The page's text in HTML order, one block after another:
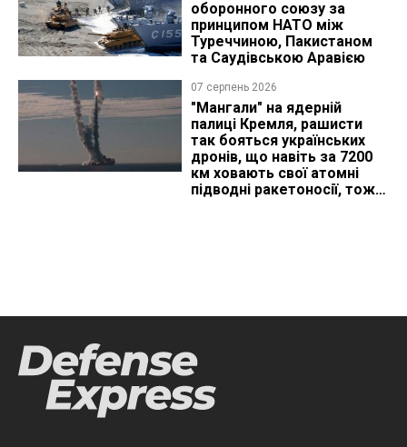
оборонного союзу за
принципом НАТО між
Туреччиною, Пакистаном
та Саудівською Аравією
07 серпень 2026
"Мангали" на ядерній
палиці Кремля, рашисти
так бояться українських
дронів, що навіть за 7200
км ховають свої атомні
підводні ракетоносії, тож